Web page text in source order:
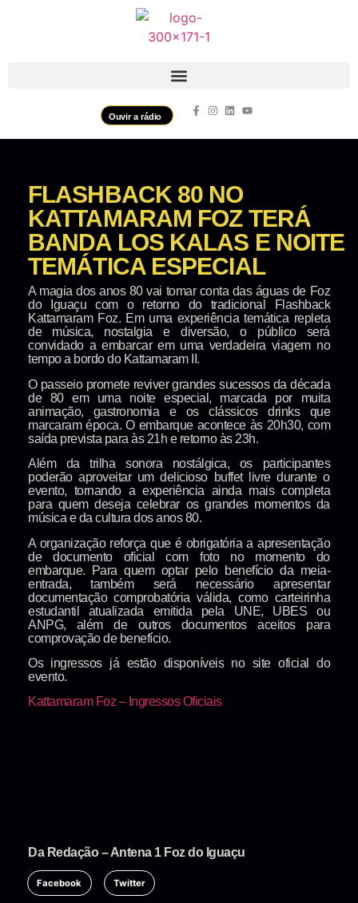
Ouvir a rádio
FLASHBACK 80 NO
KATTAMARAM FOZ TERÁ
BANDA LOS KALAS E NOITE
TEMÁTICA ESPECIAL
A magia dos anos 80 vai tomar conta das águas de Foz
do Iguaçu com o retorno do tradicional Flashback
Kattamaram Foz. Em uma experiência temática repleta
de música, nostalgia e diversão, o público será
convidado a embarcar em uma verdadeira viagem no
tempo a bordo do Kattamaram II.
O passeio promete reviver grandes sucessos da década
de 80 em uma noite especial, marcada por muita
animação, gastronomia e os clássicos drinks que
marcaram época. O embarque acontece às 20h30, com
saída prevista para às 21h e retorno às 23h.
Além da trilha sonora nostálgica, os participantes
poderão aproveitar um delicioso buffet livre durante o
evento, tornando a experiência ainda mais completa
para quem deseja celebrar os grandes momentos da
música e da cultura dos anos 80.
A organização reforça que é obrigatória a apresentação
de documento oficial com foto no momento do
embarque. Para quem optar pelo benefício da meia-
entrada, também será necessário apresentar
documentação comprobatória válida, como carteirinha
estudantil atualizada emitida pela UNE, UBES ou
ANPG, além de outros documentos aceitos para
comprovação de benefício.
Os ingressos já estão disponíveis no site oficial do
evento.
Kattamaram Foz – Ingressos Oficiais
Da Redação – Antena 1 Foz do Iguaçu
Facebook Twitter